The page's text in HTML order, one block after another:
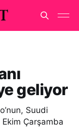
geliyor
Suudi
Çarşamba